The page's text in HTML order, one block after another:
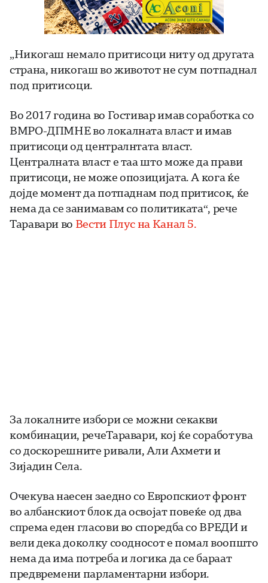
„Никогаш немало притисоци ниту од другата
страна, никогаш во животот не сум потпаднал
под притисоци.
Во 2017 година во Гостивар имав соработка со
ВМРО-ДПМНЕ во локалната власт и имав
притисоци од централнтата власт.
Централната власт е таа што може да прави
притисоци, не може опозицијата. А кога ќе
дојде момент да потпаднам под притисок, ќе
нема да се занимавам со политиката“, рече
Таравари во Вести Плус на Канал 5.
За локалните избори се можни секакви
комбинации, речеТаравари, кој ќе соработува
со доскорешните ривали, Али Ахмети и
Зијадин Села.
Очекува наесен заедно со Европскиот фронт
во албанскиот блок да освојат повеќе од два
спрема еден гласови во споредба со ВРЕДИ и
вели дека доколку соодносот е помал воопшто
нема да има потреба и логика да се бараат
предвремени парламентарни избори.